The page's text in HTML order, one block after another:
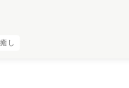
癒し